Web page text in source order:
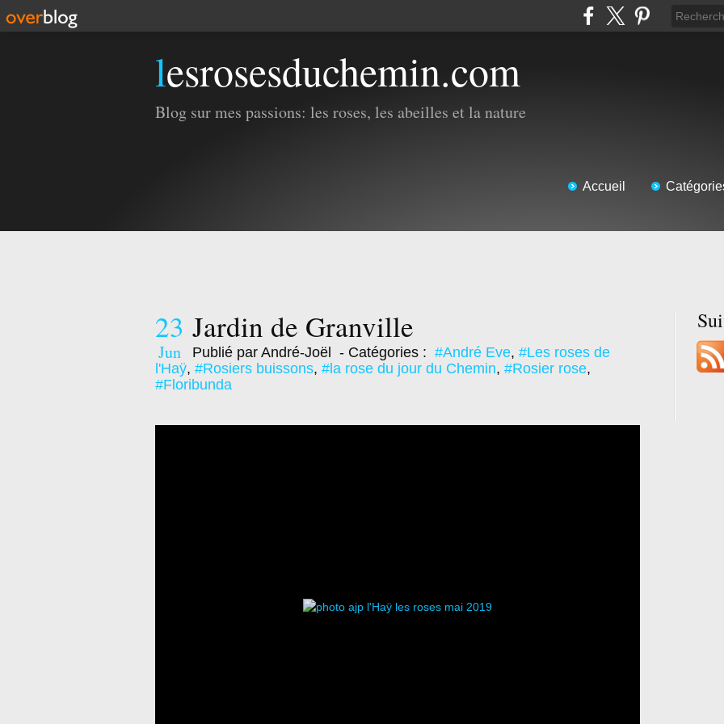
lesrosesduchemin.com
Blog sur mes passions: les roses, les abeilles et la nature
Accueil
23
Jun
Jardin de Granville
Publié par André-Joël - Catégories : #André Eve, #Les roses de
l'Haÿ, #Rosiers buissons, #la rose du jour du Chemin, #Rosier rose,
#Floribunda